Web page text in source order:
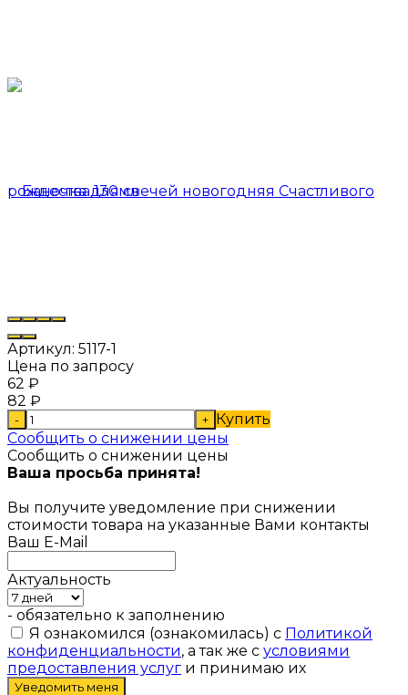
Артикул: 5117-1
Цена по запросу
62 ₽
82 ₽
- + Купить
Сообщить о снижении цены
Сообщить о снижении цены
Ваша просьба принята!
Вы получите уведомление при снижении
стоимости товара на указанные Вами контакты
Ваш E-Mail
Актуальность
- обязательно к заполнению
Я ознакомился (ознакомилась) с Политикой
конфиденциальности, а так же с условиями
предоставления услуг и принимаю их